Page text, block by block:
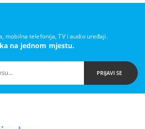
mobilna telefonija, TV i audio uređaji.
na jednom mjestu.
PRIJAVI SE